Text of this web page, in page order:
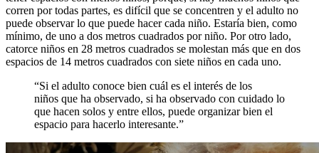
corren por todas partes, es difícil que se concentren y el adulto no
puede observar lo que puede hacer cada niño. Estaría bien, como
mínimo, de uno a dos metros cuadrados por niño. Por otro lado,
catorce niños en 28 metros cuadrados se molestan más que en dos
espacios de 14 metros cuadrados con siete niños en cada uno.
“Si el adulto conoce bien cuál es el interés de los
niños que ha observado, si ha observado con cuidado lo
que hacen solos y entre ellos, puede organizar bien el
espacio para hacerlo interesante.”